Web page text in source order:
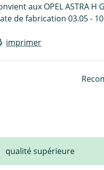
aux OPEL ASTRA H
de fabrication 03.05 -
imprimer
qualité supérieure